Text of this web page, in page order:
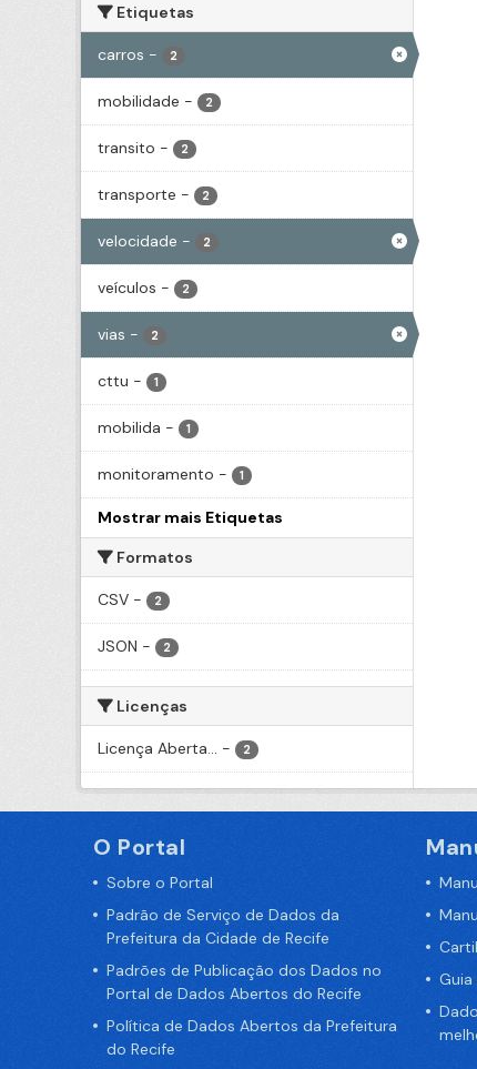
Etiquetas
carros - 2
mobilidade - 2
transito - 2
transporte - 2
velocidade - 2
veículos - 2
vias - 2
cttu - 1
mobilida - 1
monitoramento - 1
Mostrar mais Etiquetas
Formatos
CSV - 2
JSON - 2
Licenças
Licença Aberta... - 2
O Portal
Sobre o Portal
Padrão de Serviço de Dados da
Prefeitura da Cidade de Recife
Padrões de Publicação dos Dados no
Portal de Dados Abertos do Recife
Política de Dados Abertos da Prefeitura
do Recife
Guia